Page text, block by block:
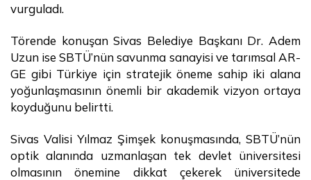
vurguladı.
Törende konuşan Sivas Belediye Başkanı Dr. Adem
Uzun ise SBTÜ’nün savunma sanayisi ve tarımsal AR-
GE gibi Türkiye için stratejik öneme sahip iki alana
yoğunlaşmasının önemli bir akademik vizyon ortaya
koyduğunu belirtti.
Sivas Valisi Yılmaz Şimşek konuşmasında, SBTÜ’nün
optik alanında uzmanlaşan tek devlet üniversitesi
olmasının önemine dikkat çekerek üniversitede